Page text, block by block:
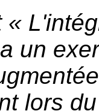
«
un
lors